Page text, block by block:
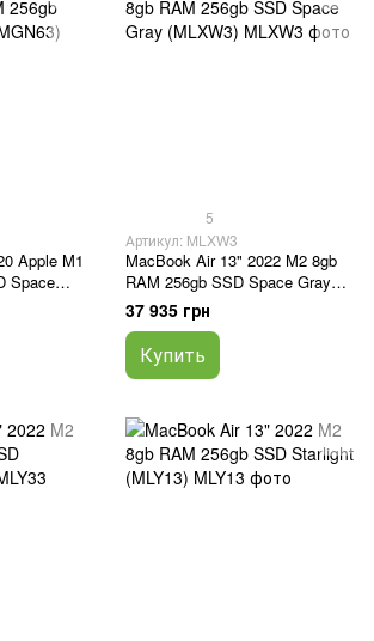
Apple M1
Space
5
Артикул: MLXW3
MacBook Air 13" 2022 M2 8gb
RAM 256gb SSD Space Gray
(MLXW3)
37 935 грн
Купить